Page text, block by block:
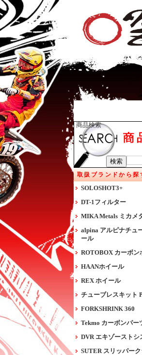
商品検索
取扱ブランドから探
SOLOSHOT3+
DT-1フィルター
MIKA Metals ミカメ
alpina アルピナチュ
ール
ROTOBOX カーボン
HAANホイール
REX ホイール
チューブレスキット
FORKSHRINK 360
Tekmo カーボンパー
DVR エキゾーストシ
SUTER スリッパー